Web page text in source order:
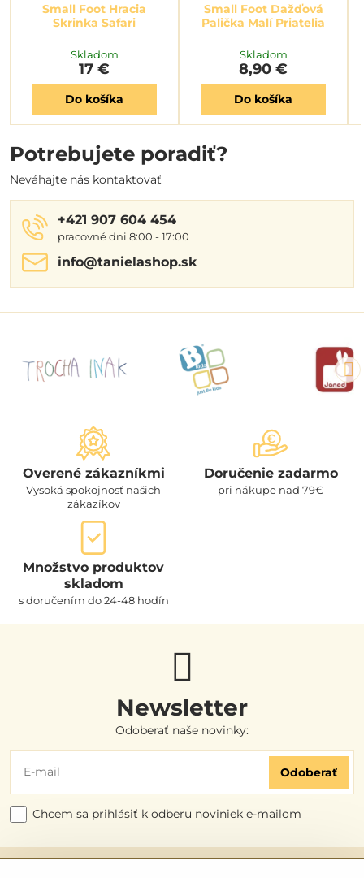
Small Foot Hracia
Skrinka Safari
Skladom
17 €
Do košíka
Small Foot Dažďová
Palička Malí Priatelia
Skladom
8,90 €
Do košíka
Potrebujete poradiť?
Neváhajte nás kontaktovať
+421 907 604 454
pracovné dni 8:00 - 17:00
info​@tanielashop​.sk
Overené zákazníkmi
Vysoká spokojnosť našich
zákazíkov
Doručenie zadarmo
pri nákupe nad 79€
Množstvo produktov
skladom
s doručením do 24-48 hodín
Newsletter
Odoberať naše novinky:
Odoberať
Chcem sa prihlásiť k odberu noviniek e-mailom